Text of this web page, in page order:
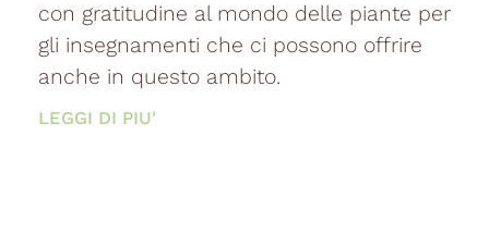
con gratitudine al mondo delle piante per
gli insegnamenti che ci possono offrire
anche in questo ambito.
LEGGI DI PIU'